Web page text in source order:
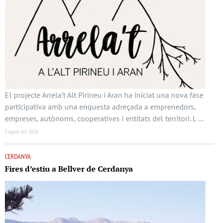
El projecte Arrela’t Alt Pirineu i Aran ha iniciat una nova fase
participativa amb una enquesta adreçada a emprenedors,
empreses, autònoms, cooperatives i entitats del territori. L …
7 agost del 2026
CERDANYA
Fires d’estiu a Bellver de Cerdanya